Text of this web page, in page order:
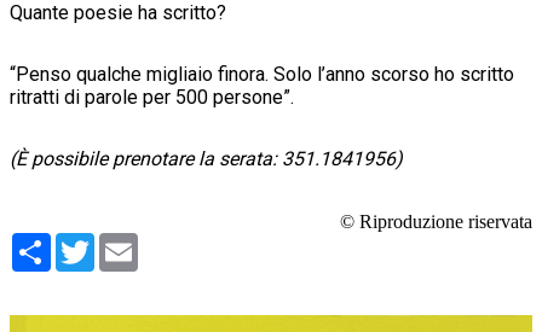
Quante poesie ha scritto?
“Penso qualche migliaio finora. Solo l’anno scorso ho scritto
ritratti di parole per 500 persone”.
(È possibile prenotare la serata: 351.1841956)
© Riproduzione riservata
Condividi
Twitter